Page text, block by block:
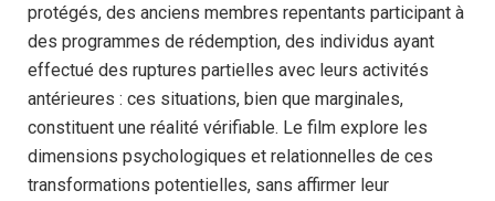
protégés, des anciens membres repentants participant à
des programmes de rédemption, des individus ayant
effectué des ruptures partielles avec leurs activités
antérieures : ces situations, bien que marginales,
constituent une réalité vérifiable. Le film explore les
dimensions psychologiques et relationnelles de ces
transformations potentielles, sans affirmer leur